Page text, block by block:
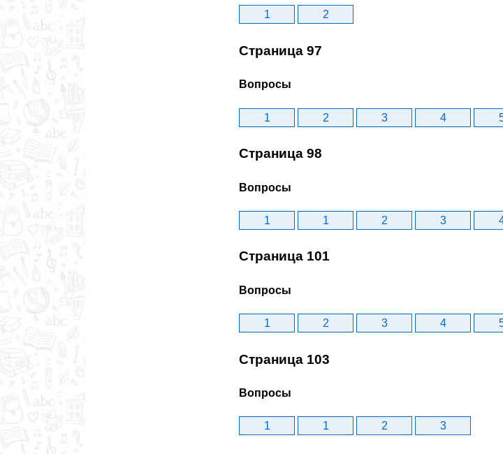
1 2
Страница 97
Вопросы
1 2 3 4
Страница 98
Вопросы
1 1 2 3
Страница 101
Вопросы
1 2 3 4
Страница 103
Вопросы
1 1 2 3